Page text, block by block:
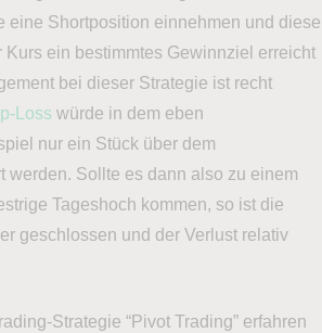
eine Shortposition einnehmen und diese
ein bestimmtes Gewinnziel erreicht
bei dieser Strategie ist recht
Loss würde in dem eben
nur ein Stück über dem
werden. Sollte es dann also zu einem
Tageshoch kommen, so ist die
geschlossen und der Verlust relativ
Strategie “Pivot Trading” erfahren